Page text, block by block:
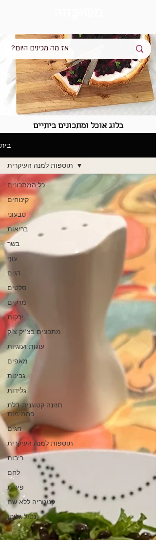
בלוג אוכל ומתכונים ביתיים
בית
כל המתכונים
קינוחים
טבעוני
בריאות
בשר
עוף
דגים
סלטים
מרקים
ירקות
מתכונים בצ'יק צ'ק
עוגות ועוגיות
מאפים
גבינות
גלידות
תזונה קטוגנית-דלת
פחמימות
חגים
תוספות למנה העיקרית
ריבות
לחם
פירות
קטגוריה ללא שם
נטול גלוטן
תוספות למנה העיקרית